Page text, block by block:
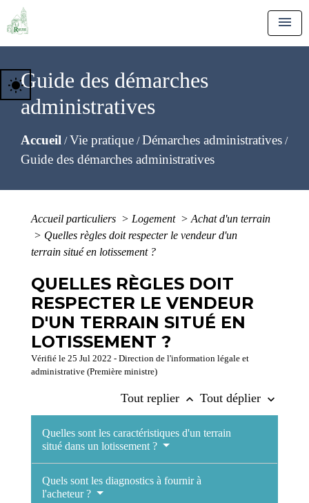
menu
Guide des démarches
administratives
Accueil /Vie pratique /Démarches administratives /
Guide des démarches administratives
wb_sunny
Accueil particuliers > Logement > Achat d'un terrain
> Quelles règles doit respecter le vendeur d'un
terrain situé en lotissement ?
QUELLES RÈGLES DOIT
RESPECTER LE VENDEUR
D'UN TERRAIN SITUÉ EN
LOTISSEMENT ?
Vérifié le 25 Jul 2022 - Direction de l'information légale et
administrative (Première ministre)
Tout replier keyboard_arrow_up Tout déplier keyboard_arrow_down
Quelles sont les caractéristiques d'un terrain
situé dans un lotissement ?
Quels sont les diagnostics à fournir à
l'acheteur ?